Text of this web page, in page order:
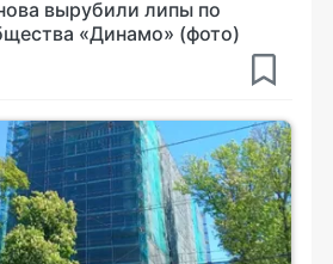
вырубили липы по
«Динамо» (фото)